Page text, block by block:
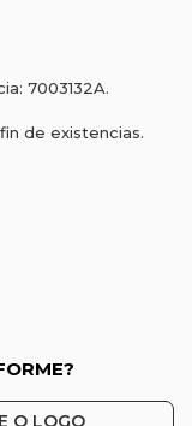
7003132A.
de existencias.
O LOGO